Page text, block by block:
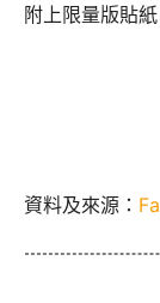
附上限量版貼
資料及來源：